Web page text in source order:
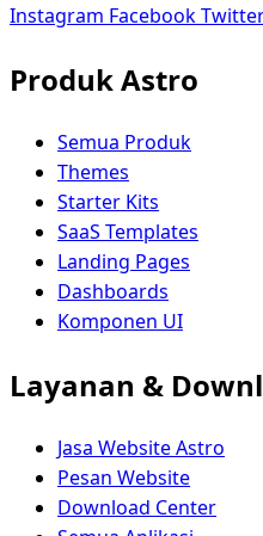
Instagram Facebook
Produk Astro
Semua Produk
Themes
Starter Kits
SaaS Templates
Landing Pages
Dashboards
Komponen UI
Layanan &
Jasa Website Astro
Pesan Website
Download Center